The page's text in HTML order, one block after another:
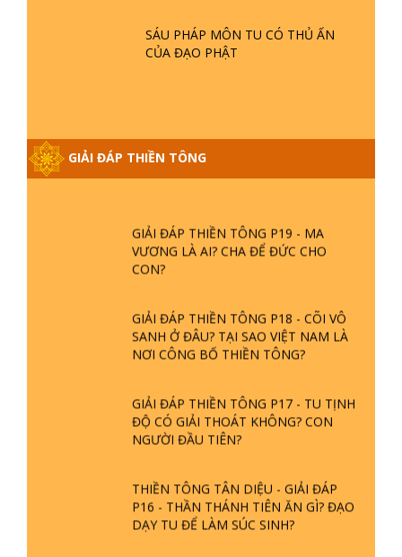
SÁU PHÁP MÔN TU CÓ THỦ ẤN
CỦA ĐẠO PHẬT
GIẢI ĐÁP THIỀN TÔNG
GIẢI ĐÁP VỀ LỄ TIỄN THIỀN TÔNG SƯ
GIẢI ĐÁP THIỀN TÔNG ĐẶC BIỆT
PHẦN 20 - BÁC NGUYỄN NHÂN LÀ AI?
PHIỀN NÃO DO ĐÂU MÀ CÓ?
GIẢI ĐÁP THIỀN TÔNG P19 - MA
VƯƠNG LÀ AI? CHA ĐỂ ĐỨC CHO
CON?
GIẢI ĐÁP THIỀN TÔNG P18 - CÕI VÔ
SANH Ở ĐÂU? TẠI SAO VIỆT NAM LÀ
NƠI CÔNG BỐ THIỀN TÔNG?
GIẢI ĐÁP THIỀN TÔNG P17 - TU TỊNH
ĐỘ CÓ GIẢI THOÁT KHÔNG? CON
NGƯỜI ĐẦU TIÊN?
THIỀN TÔNG TÂN DIỆU - GIẢI ĐÁP
P16 - THẦN THÁNH TIÊN ĂN GÌ? ĐẠO
DẠY TU ĐỂ LÀM SÚC SINH?